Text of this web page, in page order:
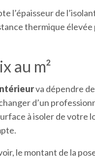
l’épaisseur de
thermique
au m²
va dépendre
d’un
à isoler de votre
le montant de la